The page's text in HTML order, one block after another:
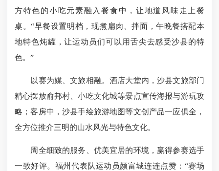
方特色的小吃元素融入餐食中，让地道风味走上餐
桌。“早餐设置明档，现煮扁肉、拌面，午晚餐搭配本
地特色炖罐，让运动员们可以用舌尖去感受沙县的特
色。”
以赛为媒、文旅相融。酒店大堂内，沙县文旅部门
精心摆放俞邦村、小吃文化城等景点宣传海报与游玩攻
略；客房中，沙县手绘旅游地图等文创产品一应俱全，
全方位推介三明的山水风光与特色文化。
周全细致的服务、优美宜居的环境，赢得参赛选手
一致好评。福州代表队运动员颜富城连连点赞：“赛场